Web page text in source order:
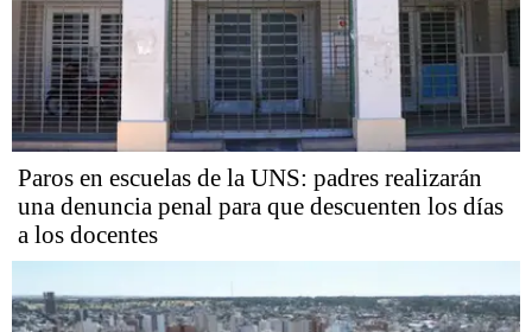
Paros en escuelas de la UNS: padres realizarán
una denuncia penal para que descuenten los días
a los docentes